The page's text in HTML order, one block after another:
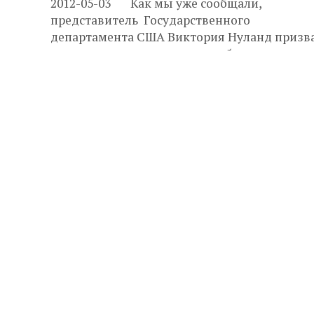
представитель Государственного
департамента США Виктория Нуланд
иранское правительство освободить